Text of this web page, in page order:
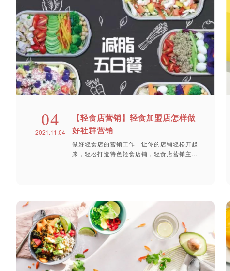
04
2021.11.04
【轻食店营销】轻食加盟店怎样做
好社群营销
做好轻食店的营销工作，让你的店铺轻松开起
来，轻松打造特色轻食店铺，轻食店营销主要